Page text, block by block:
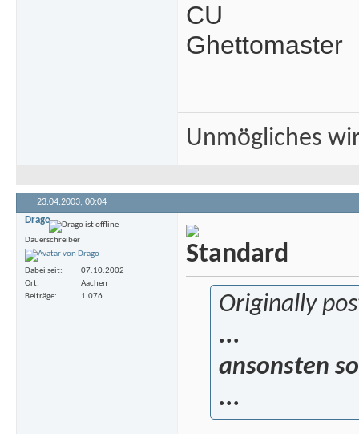
CU
Ghettomaster
Unmögliches
23.04.2003, 00:04
Drago
Dauerschreiber
Dabei seit
07.10.2002
Ort
Aachen
Beiträge
1.076
Originally
...
ansonsten
...